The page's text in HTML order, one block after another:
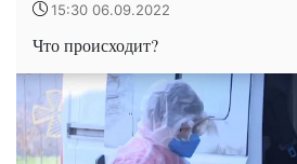
15:30 06.09.2022
Что происходит?